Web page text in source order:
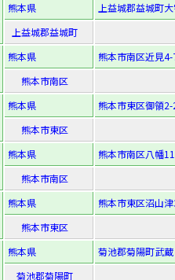
熊本県
上益城郡益城町
上益城郡益城町
熊本県
熊本市南区近見
熊本市南区
熊本県
熊本市東区御領
熊本市東区
熊本県
熊本市南区八幡
熊本市南区
熊本県
熊本市東区沼山
熊本市東区
熊本県
菊池郡菊陽町武
菊池郡菊陽町